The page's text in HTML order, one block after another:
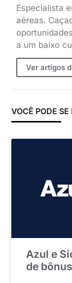
Especialista
aéreas.
a um baixo
Ver artigos
VOCÊ PODE SE
Azul e
de